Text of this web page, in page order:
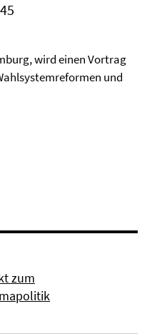
wird einen Vortrag
und
zum